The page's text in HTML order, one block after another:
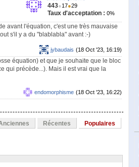
443●17●29
Taux d'acceptation : 0%
avant l'équation, c'est une très mauvaise
s'il y a du "blablabla" avant :-)
(18 Oct '23, 16:19)
jybaudais
équation) et que je souhaite que le bloc
qui précède...). Mais il est vrai que la
(18 Oct '23, 16:22)
endomorphisme
Récentes Populaires